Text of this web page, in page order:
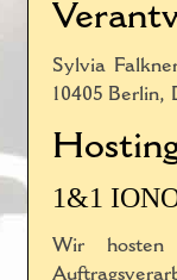
Sylvia
10405 Berlin,
1&1
Wir hosten